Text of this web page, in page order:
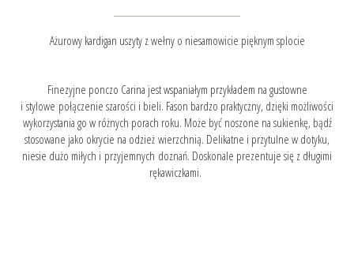
Ażurowy kardigan uszyty z wełny o niesamowicie pięknym splocie
Finezyjne ponczo Carina jest wspaniałym przykładem na gustowne
i stylowe połączenie szarości i bieli. Fason bardzo praktyczny, dzięki możliwości
wykorzystania go w różnych porach roku. Może być noszone na sukienkę, bądź
stosowane jako okrycie na odzież wierzchnią. Delikatne i przytulne w dotyku,
niesie dużo miłych i przyjemnych doznań. Doskonale prezentuje się z długimi
rękawiczkami.